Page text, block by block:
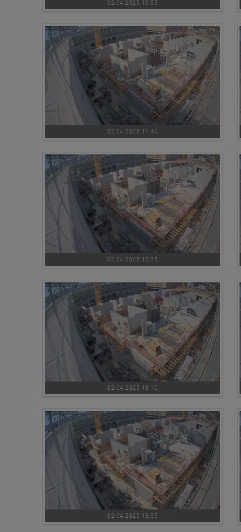
02.04.2025 10:55
02.04.2025 11:40
02.04.2025 12:25
02.04.2025 13:10
02.04.2025 13:55